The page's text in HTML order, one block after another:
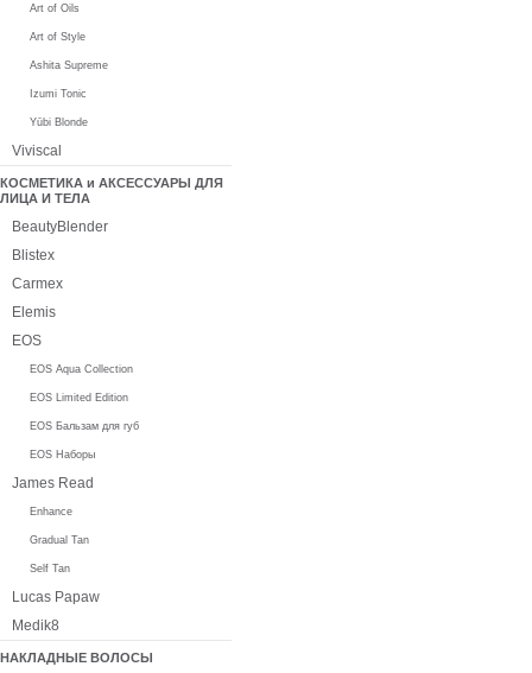
Art of Oils
Art of Style
Ashita Supreme
Izumi Tonic
Yūbi Blonde
Viviscal
КОСМЕТИКА и АКСЕССУАРЫ ДЛЯ
ЛИЦА И ТЕЛА
BeautyBlender
Blistex
Carmex
Elemis
EOS
EOS Aqua Collection
EOS Limited Edition
EOS Бальзам для губ
EOS Наборы
James Read
Enhance
Gradual Tan
Self Tan
Lucas Papaw
Medik8
НАКЛАДНЫЕ ВОЛОСЫ